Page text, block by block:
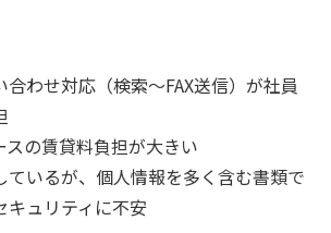
合わせ対応（検索〜FAX送信）が社員
スの賃貸料負担が大きい
ているが、個人情報を多く含む書類で
キュリティに不安